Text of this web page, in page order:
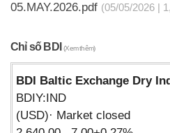
05.MAY.2026.pdf (05/05/2026 |
Chỉ số BDI(Xem thêm)
BDI Baltic Exchange Dry
BDIY:IND
(USD)· Market closed